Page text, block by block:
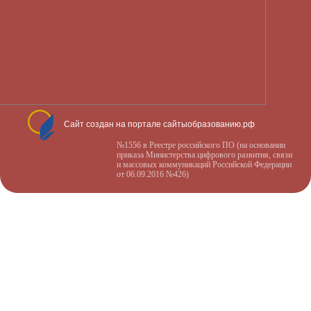
Сайт создан на портале сайтыобразованию.рф
№1556 в Реестре российского ПО (на основании
приказа Министерства цифрового развития, связи
и массовых коммуникаций Российской Федерации
от 06.09.2016 №426)